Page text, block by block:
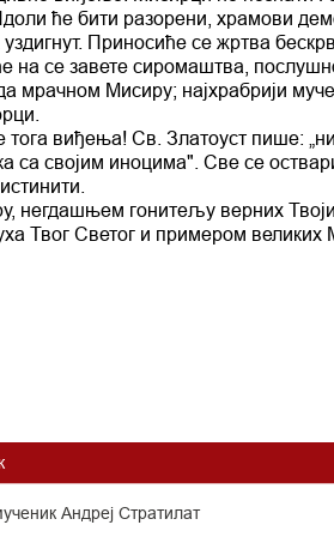
ће бити разорени, храмови
Приносиће се жртва
на се завете сиромаштва,
мрачном Мисиру; најхрабрији
виђења! Св. Златоуст пише:
са својим иноцима". Све се
негдашњем гонитељу верних
Твог Светог и примером
Андреј Стратилат